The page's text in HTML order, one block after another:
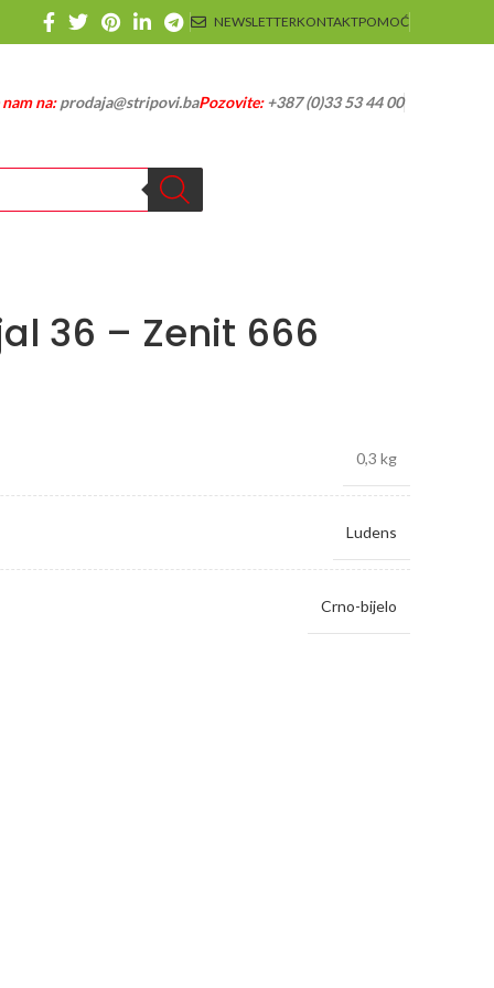
NEWSLETTERKONTAKTPOMOĆ
na:prodaja@stripovi.baPozovite:+387 (0)33 53 44 00
36 – Zenit 666
0,3 kg
Ludens
Crno-bijelo